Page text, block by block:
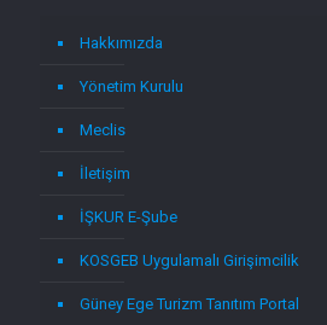
Hakkımızda
Yönetim Kurulu
Meclis
İletişim
İŞKUR E-Şube
KOSGEB Uygulamalı Girişimcilik
Güney Ege Turizm Tanıtım Portal